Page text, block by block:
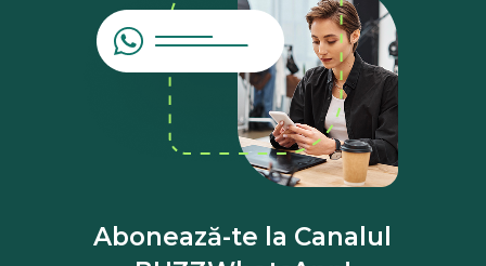
Abonează-te la Canalul